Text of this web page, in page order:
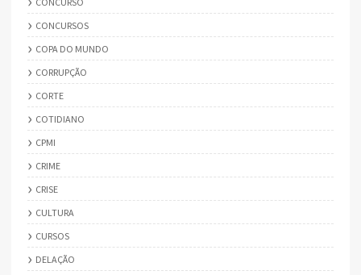
CONCURSOS
COPA DO MUNDO
CORRUPÇÃO
CORTE
COTIDIANO
CPMI
CRIME
CRISE
CULTURA
CURSOS
DELAÇÃO